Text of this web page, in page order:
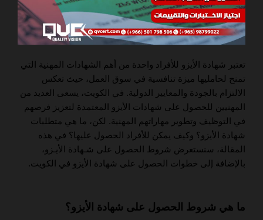
تعتبر شهادة الأيزو للأفراد واحدة من أهم الشهادات المهنية التي
تمنح لحامليها ميزة تنافسية في سوق العمل، حيث تعكس
الالتزام بالجودة والمعايير الدولية. في الكويت، يسعى العديد من
المهنيين للحصول على شهادات الأيزو المعتمدة لتعزيز فرصهم
في التوظيف وتطوير مهاراتهم المهنية. لكن، ما هي متطلبات
شهادة الأيزو؟ وكيف يمكن للأفراد الحصول عليها؟ في هذه
المقالة، سنستعرض شروط الحصول على شـهادة الأيـزو،
بالإضافة إلى خطوات الحصول على شهادة الأيزو في الكويت.
ما هي شروط الحصول على شهادة الأيزو؟